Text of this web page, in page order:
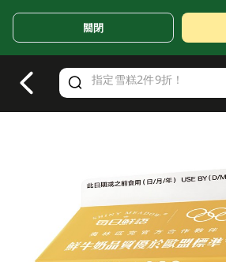
Valid Until 30 June 2026
關閉